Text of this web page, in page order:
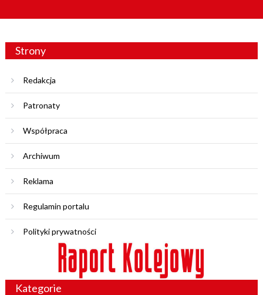
Strony
Redakcja
Patronaty
Współpraca
Archiwum
Reklama
Regulamin portalu
Polityki prywatności
Kategorie